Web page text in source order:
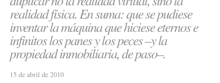
realidad física. En suma: que se pudiese
inventar la máquina que hiciese eternos e
infinitos los panes y los peces –y la
propiedad inmobiliaria, de paso–.
15 de abril de 2010